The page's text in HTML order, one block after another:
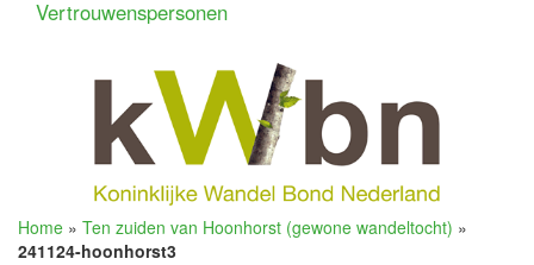
Vertrouwenspersonen
Home » Ten zuiden van Hoonhorst (gewone wandeltocht) »
241124-hoonhorst3